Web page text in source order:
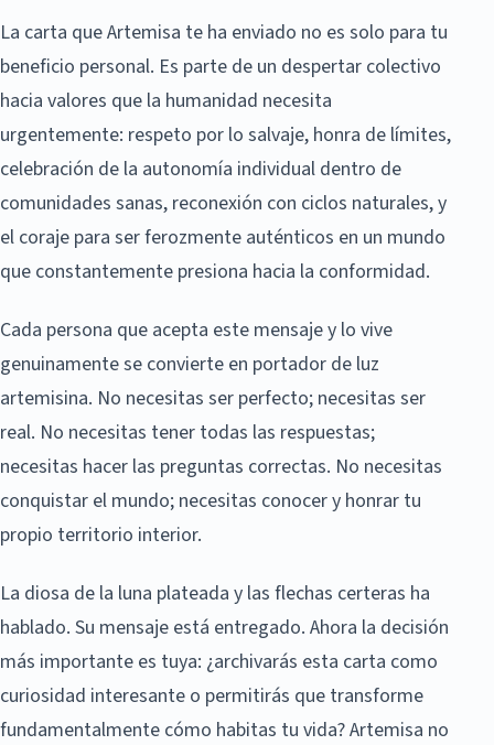
La carta que Artemisa te ha enviado no es solo para tu
beneficio personal. Es parte de un despertar colectivo
hacia valores que la humanidad necesita
urgentemente: respeto por lo salvaje, honra de límites,
celebración de la autonomía individual dentro de
comunidades sanas, reconexión con ciclos naturales, y
el coraje para ser ferozmente auténticos en un mundo
que constantemente presiona hacia la conformidad.
Cada persona que acepta este mensaje y lo vive
genuinamente se convierte en portador de luz
artemisina. No necesitas ser perfecto; necesitas ser
real. No necesitas tener todas las respuestas;
necesitas hacer las preguntas correctas. No necesitas
conquistar el mundo; necesitas conocer y honrar tu
propio territorio interior.
La diosa de la luna plateada y las flechas certeras ha
hablado. Su mensaje está entregado. Ahora la decisión
más importante es tuya: ¿archivarás esta carta como
curiosidad interesante o permitirás que transforme
fundamentalmente cómo habitas tu vida? Artemisa no